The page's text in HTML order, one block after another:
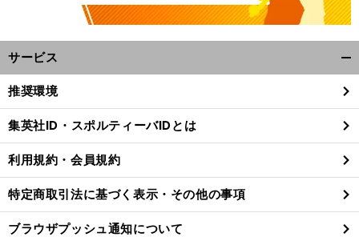
200
サービス
閉
る
推奨環境
集英社ID・スポルティーバIDとは
利用規約・会員規約
特定商取引法に基づく表示・その他の事項
ブラウザプッシュ通知について